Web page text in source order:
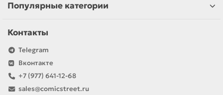
Популярные категории
Контакты
Telegram
Вконтакте
+7 (977) 641-12-68
sales@comicstreet.ru